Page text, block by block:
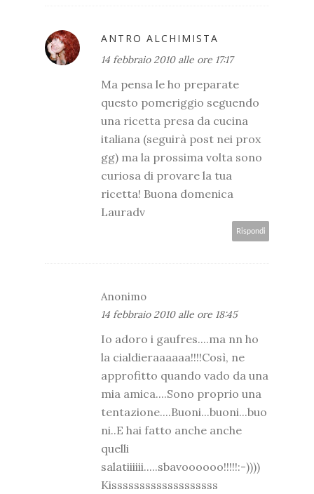
ANTRO ALCHIMISTA
14 febbraio 2010 alle ore 17:17
Ma pensa le ho preparate
questo pomeriggio seguendo
una ricetta presa da cucina
italiana (seguirà post nei prox
gg) ma la prossima volta sono
curiosa di provare la tua
ricetta! Buona domenica
Lauradv
Rispondi
Anonimo
14 febbraio 2010 alle ore 18:45
Io adoro i gaufres....ma nn ho
la cialdieraaaaaa!!!!Così, ne
approfitto quando vado da una
mia amica....Sono proprio una
tentazione....Buoni...buoni...buo
ni..E hai fatto anche anche
quelli
salatiiiiii.....sbavoooooo!!!!!:-))))
Kisssssssssssssssssss